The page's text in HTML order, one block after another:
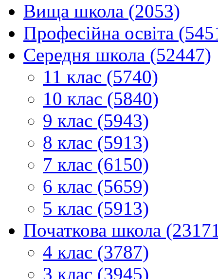
Вища школа (2053)
Професійна освіта
Середня школа (52447)
11 клас (5740)
10 клас (5840)
9 клас (5943)
8 клас (5913)
7 клас (6150)
6 клас (5659)
5 клас (5913)
Початкова школа
4 клас (3787)
3 клас (3945)